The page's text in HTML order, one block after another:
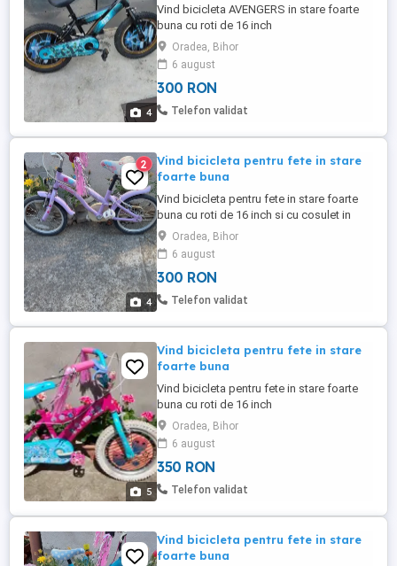
4
Vind bicicleta AVENGERS in stare foarte
buna cu roti de 16 inch
Oradea, Bihor
6 august
300 RON
Telefon validat
4
2
Vind bicicleta pentru fete in stare
foarte buna
Vind bicicleta pentru fete in stare foarte
buna cu roti de 16 inch si cu cosulet in
fataOradea, Bihor
6 august
300 RON
Telefon validat
5
Vind bicicleta pentru fete in stare
foarte buna
Vind bicicleta pentru fete in stare foarte
buna cu roti de 16 inch
Oradea, Bihor
6 august
350 RON
Telefon validat
Vind bicicleta pentru fete in stare
foarte buna